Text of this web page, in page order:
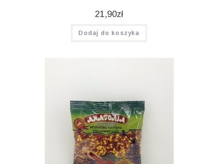
21,90zł
Dodaj do koszyka